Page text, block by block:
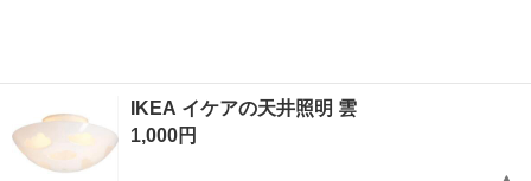
IKEA イケアの天井照明 雲
1,000円